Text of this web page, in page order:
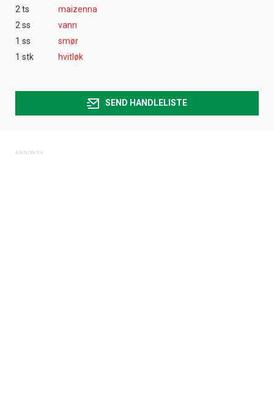
2 ts
maizenna
2 ss
vann
1 ss
smør
1 stk
hvitløk
SEND HANDLELISTE